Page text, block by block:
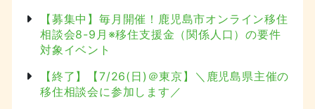
【募集中】毎月開催！鹿児島市オンライン移住
相談会8-9月※移住支援金（関係人口）の要件
対象イベント
【終了】【7/26(日)＠東京】＼鹿児島県主催の
移住相談会に参加します／